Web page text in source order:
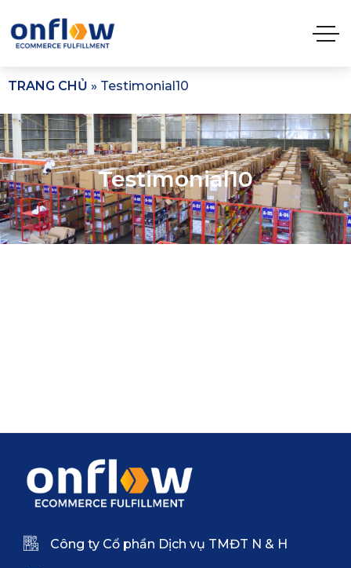
TRANG CHỦ » Testimonial10
Testimonial10
Công ty Cổ phần Dịch vụ TMĐT N & H